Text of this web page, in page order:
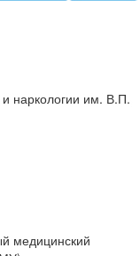
им. В.П.
медицинский